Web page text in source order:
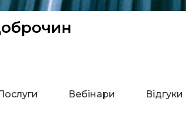
Вебінари Відгуки